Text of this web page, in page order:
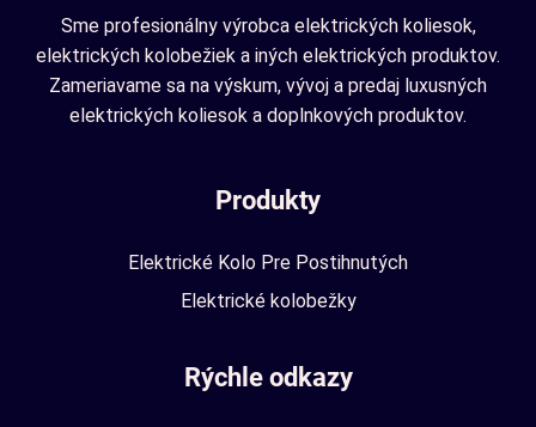
Sme profesionálny výrobca elektrických koliesok,
elektrických kolobežiek a iných elektrických produktov.
Zameriavame sa na výskum, vývoj a predaj luxusných
elektrických koliesok a doplnkových produktov.
Produkty
Elektrické Kolo Pre Postihnutých
Elektrické kolobežky
Rýchle odkazy